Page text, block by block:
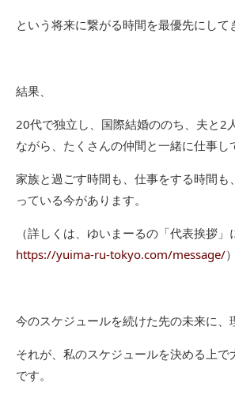
という将来に繋がる時間を最優先にして
結果、
20代で独立し、国際結婚ののち、夫と2
ながら、たくさんの仲間と一緒に仕事し
家族と過ごす時間も、仕事をする時間も
っている今があります。
（詳しくは、ゆいまーるの「代表挨拶」
https://yuima-ru-tokyo.com/message/）
今のスケジュールを続けた先の未来に、
それが、私のスケジュールを決める上で
です。